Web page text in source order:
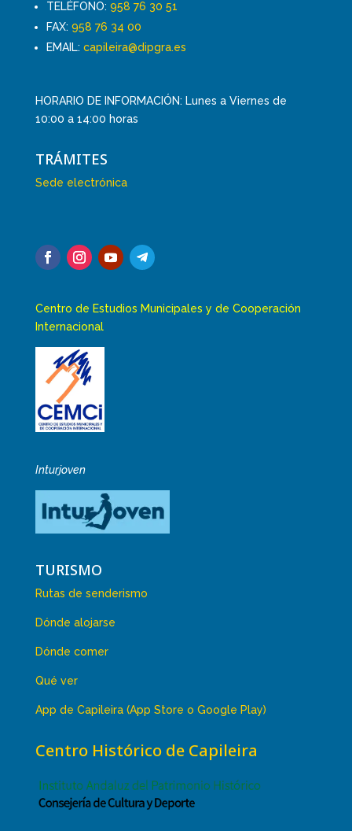
TELÉFONO: 958 76 30 51
FAX: 958 76 34 00
EMAIL: capileira@dipgra.es
HORARIO DE INFORMACIÓN: Lunes a Viernes de
10:00 a 14:00 horas
TRÁMITES
Sede electrónica
Centro de Estudios Municipales y de Cooperación
Internacional
Inturjoven
TURISMO
Rutas de senderismo
Dónde alojarse
Dónde comer
Qué ver
App de Capileira (App Store o Google Play)
Centro Histórico de Capileira